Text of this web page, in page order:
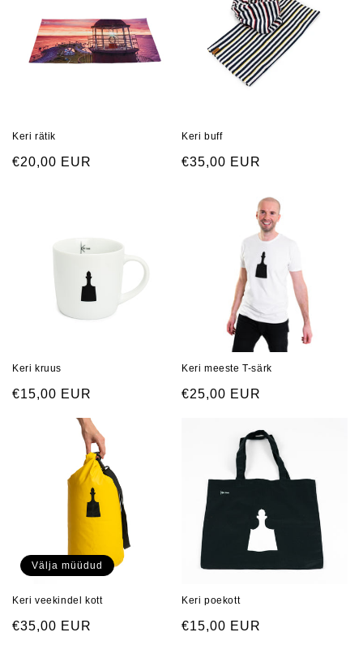
Keri rätik
Regular
€20,00 EUR
Keri buff
Regular
€35,00 EUR
Keri kruus
Regular
€15,00 EUR
Keri meeste T-särk
Regular
€25,00 EUR
Välja müüdud
Keri veekindel kott
Regular
€35,00 EUR
Keri poekott
Regular
€15,00 EUR